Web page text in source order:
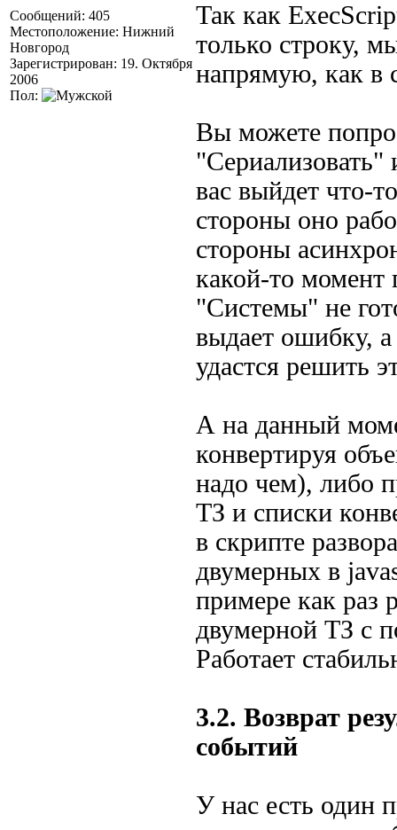
Сообщений: 405
Местоположение: Нижний
Новгород
Зарегистрирован: 19. Октября
2006
Пол:
Так как
только строку,
напрямую, как в
Вы можете
вас выйдет что-
стороны оно
стороны
какой-то момент
"Системы" не
выдает ошибку, а
удастся решить
А на данный
конвертируя
надо чем), либо
ТЗ и списки
в скрипте
двумерных в
примере как раз
двумерной ТЗ с
Работает
3.2. Возврат
событий
У нас есть один